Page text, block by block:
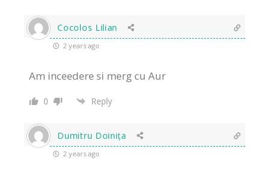
Cocolos Lilian
2 years ago
Am inceedere si merg cu Aur
0 Reply
Dumitru Doinița
2 years ago